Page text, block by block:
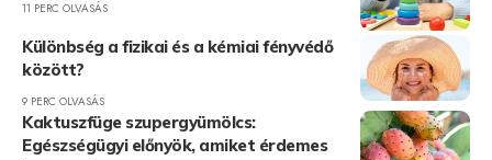
11 PERC OLVASÁS
Különbség a fizikai és a kémiai fényvédő
között?
9 PERC OLVASÁS
Kaktuszfüge szupergyümölcs:
Egészségügyi előnyök, amiket érdemes